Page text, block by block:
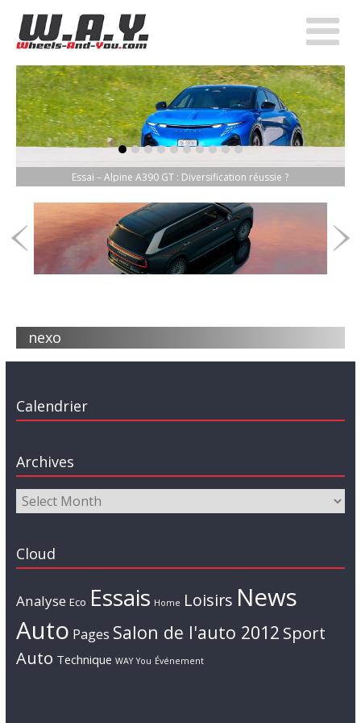
Essai – Alpine A390 GT : Diversification réussie ?
item-0
item-1
item-2
item-3
item-4
item-5
item-6
item-7
item-8
item-9
nexo
Calendrier
Archives
Cloud
Analyse Eco Essais Home Loisirs News
Auto Pages Salon de l'auto 2012 Sport
Auto Technique WAY You Événement